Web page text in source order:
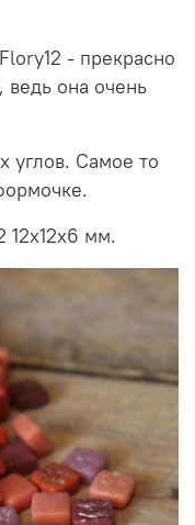
- прекрасно
ведь она очень
углов. Самое то
12x12x6 мм.